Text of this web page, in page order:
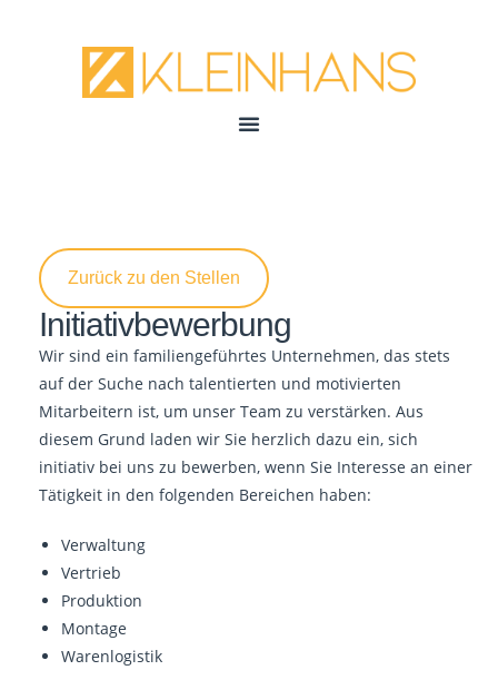
Zurück zu den Stellen
Initiativbewerbung
Wir sind ein familiengeführtes Unternehmen, das stets
auf der Suche nach talentierten und motivierten
Mitarbeitern ist, um unser Team zu verstärken. Aus
diesem Grund laden wir Sie herzlich dazu ein, sich
initiativ bei uns zu bewerben, wenn Sie Interesse an einer
Tätigkeit in den folgenden Bereichen haben:
Verwaltung
Vertrieb
Produktion
Montage
Warenlogistik